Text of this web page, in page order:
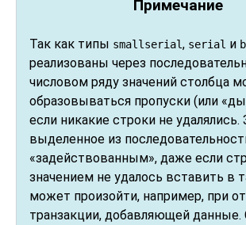
Примечание
Так как типы smallserial, serial и
реализованы через
числовом ряду значений столбца
образовываться пропуски (или
если никакие строки не удалялись.
выделенное из
«задействованным», даже если
значением не удалось вставить в
может произойти, например, при
транзакции, добавляющей данные.